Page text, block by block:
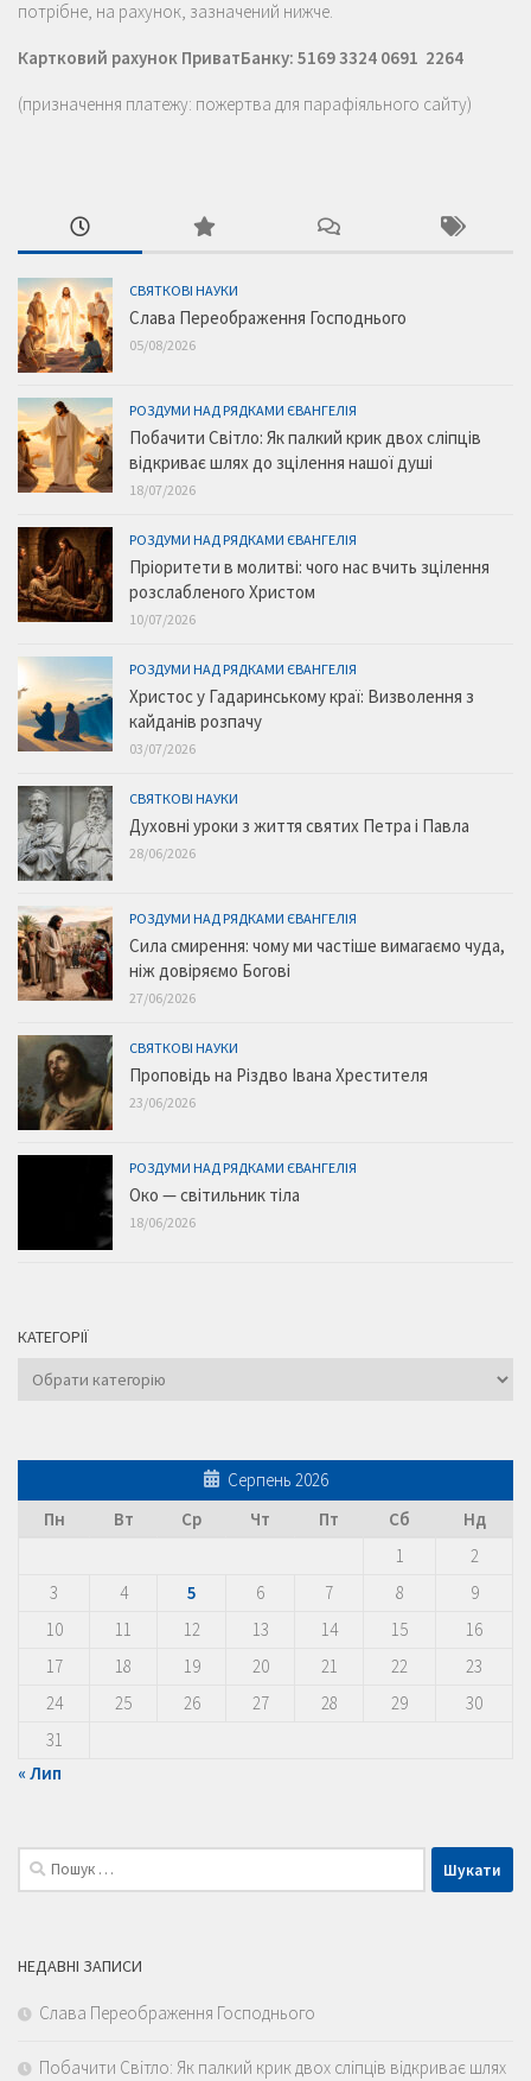
потрібне, на рахунок, зазначений нижче.
Картковий рахунок ПриватБанку: 5169 3324 0691 2264
(призначення платежу: пожертва для парафіяльного сайту)
СВЯТКОВІ НАУКИ
Слава Переображення Господнього
05/08/2026
РОЗДУМИ НАД РЯДКАМИ ЄВАНГЕЛІЯ
Побачити Світло: Як палкий крик двох сліпців
відкриває шлях до зцілення нашої душі
18/07/2026
РОЗДУМИ НАД РЯДКАМИ ЄВАНГЕЛІЯ
Пріоритети в молитві: чого нас вчить зцілення
розслабленого Христом
10/07/2026
РОЗДУМИ НАД РЯДКАМИ ЄВАНГЕЛІЯ
Христос у Гадаринському краї: Визволення з
кайданів розпачу
03/07/2026
СВЯТКОВІ НАУКИ
Духовні уроки з життя святих Петра і Павла
28/06/2026
РОЗДУМИ НАД РЯДКАМИ ЄВАНГЕЛІЯ
Сила смирення: чому ми частіше вимагаємо чуда,
ніж довіряємо Богові
27/06/2026
СВЯТКОВІ НАУКИ
Проповідь на Різдво Івана Хрестителя
23/06/2026
РОЗДУМИ НАД РЯДКАМИ ЄВАНГЕЛІЯ
Око — світильник тіла
18/06/2026
КАТЕГОРІЇ
Категорії
Серпень 2026
Пн
Вт Ср Чт Пт Сб
Нд
1
2
3
4 5 6 7 8
9
10
11 12 13 14 15
16
17
18 19 20 21 22
23
24
25 26 27 28 29
30
31
« Лип
Пошук:
НЕДАВНІ ЗАПИСИ
Слава Переображення Господнього
Побачити Світло: Як палкий крик двох сліпців відкриває шлях